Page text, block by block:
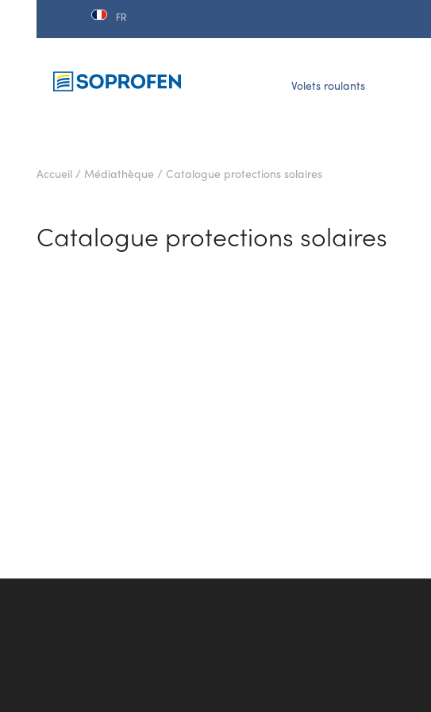
FR
Volets roulants
Accueil / Médiathèque / Catalogue protections solaires
Catalogue protections solaires